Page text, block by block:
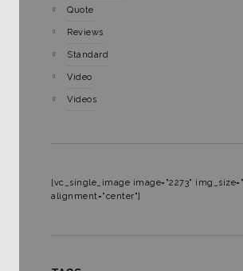
Quote
Reviews
Standard
Video
Videos
[vc_single_image image="2273"
alignment="center"]